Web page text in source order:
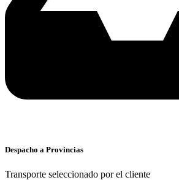
Despacho a Provincias
Transporte seleccionado por el cliente